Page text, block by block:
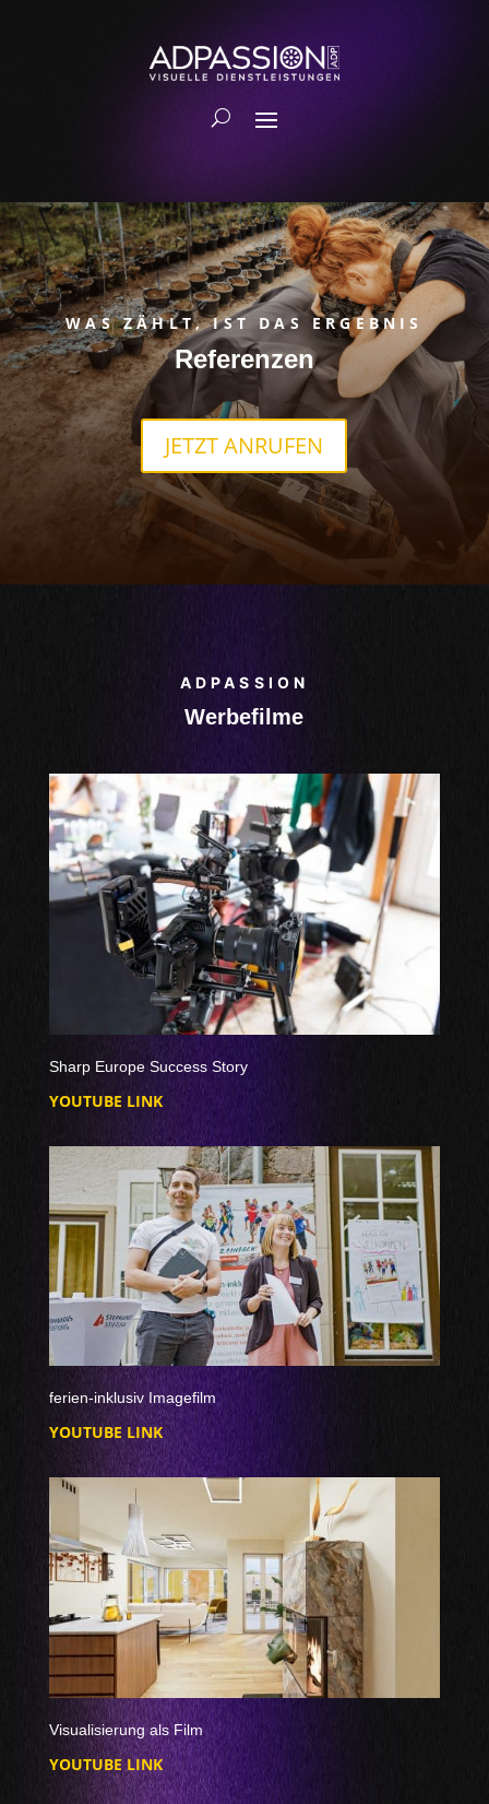
WAS ZÄHLT, IST DAS ERGEBNIS
Referenzen
JETZT ANRUFEN
ADPASSION
Werbefilme
Sharp Europe Success Story
YOUTUBE LINK
ferien-inklusiv Imagefilm
YOUTUBE LINK
Visualisierung als Film
YOUTUBE LINK